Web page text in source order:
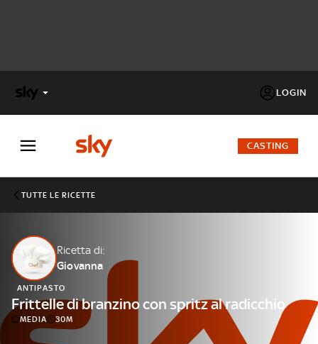
LOGIN
FACTOR
Cos’altro vedere:
PROGRAMMI SKY
Un mondo di offerte:
SKY.IT
NOW
CASTING
TUTTE LE RICETTE
Ricetta di:
Giovanna
ANTIPASTO
Frittelle di branzino con spritz al radicchio
MEDIA 30M